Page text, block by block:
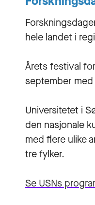
hele landet i
Årets festival
september
Universitetet i
den nasjonale
med flere ulike
tre fylker.
Se USNs